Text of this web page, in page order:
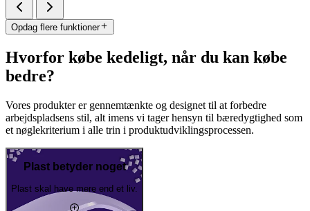
Opdag flere funktioner
Hvorfor købe kedeligt, når du kan købe
bedre?
Vores produkter er gennemtænkte og designet til at forbedre
arbejdspladsens stil, alt imens vi tager hensyn til bæredygtighed som
et nøglekriterium i alle trin i produktudviklingsprocessen.
Plast betyder noget
Plast skal have mere end et liv.